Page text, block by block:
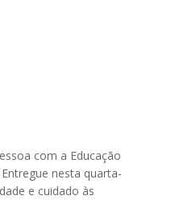
com a Educação
nesta quarta-
e cuidado às